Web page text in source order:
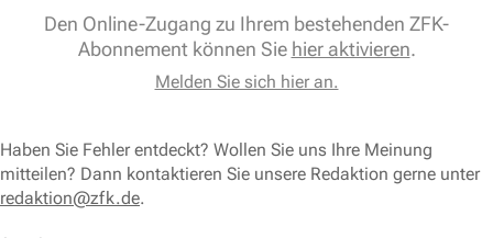
Den Online-Zugang zu Ihrem bestehenden ZFK-
Abonnement können Sie hier aktivieren.
Melden Sie sich hier an.
Haben Sie Fehler entdeckt? Wollen Sie uns Ihre Meinung
mitteilen? Dann kontaktieren Sie unsere Redaktion gerne unter
redaktion@zfk.de.